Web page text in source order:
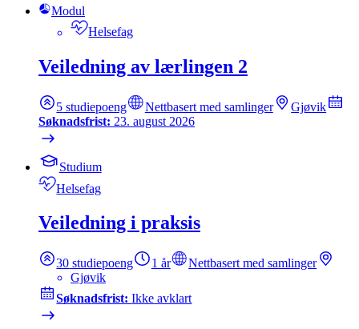
Modul
Helsefag
Veiledning av lærlingen 2
5 studiepoeng Nettbasert med samlinger
Gjøvik
Søknadsfrist: 23. august 2026
Studium
Helsefag
Veiledning i praksis
30 studiepoeng 1 år
Nettbasert med samlinger
Gjøvik
Søknadsfrist:Ikke avklart